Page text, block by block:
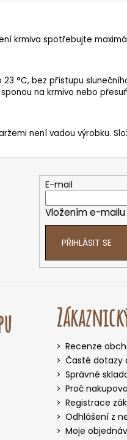
krmiva spotřebujte
°C, bez přístupu
na krmivo nebo
není vadou výrobku.
E-mail
Vložením e-
PŘIHLÁSIT SE
Recenze
Časté dotazy
Správné
Proč
Registrace
Odhlášení z
Moje